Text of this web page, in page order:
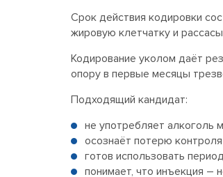
Срок действия кодировки
жировую клетчатку и
Кодирование уколом даёт
опору в первые месяцы
Подходящий кандидат:
не употребляет алкоголь
осознаёт потерю
готов использовать
понимает, что инъекция –